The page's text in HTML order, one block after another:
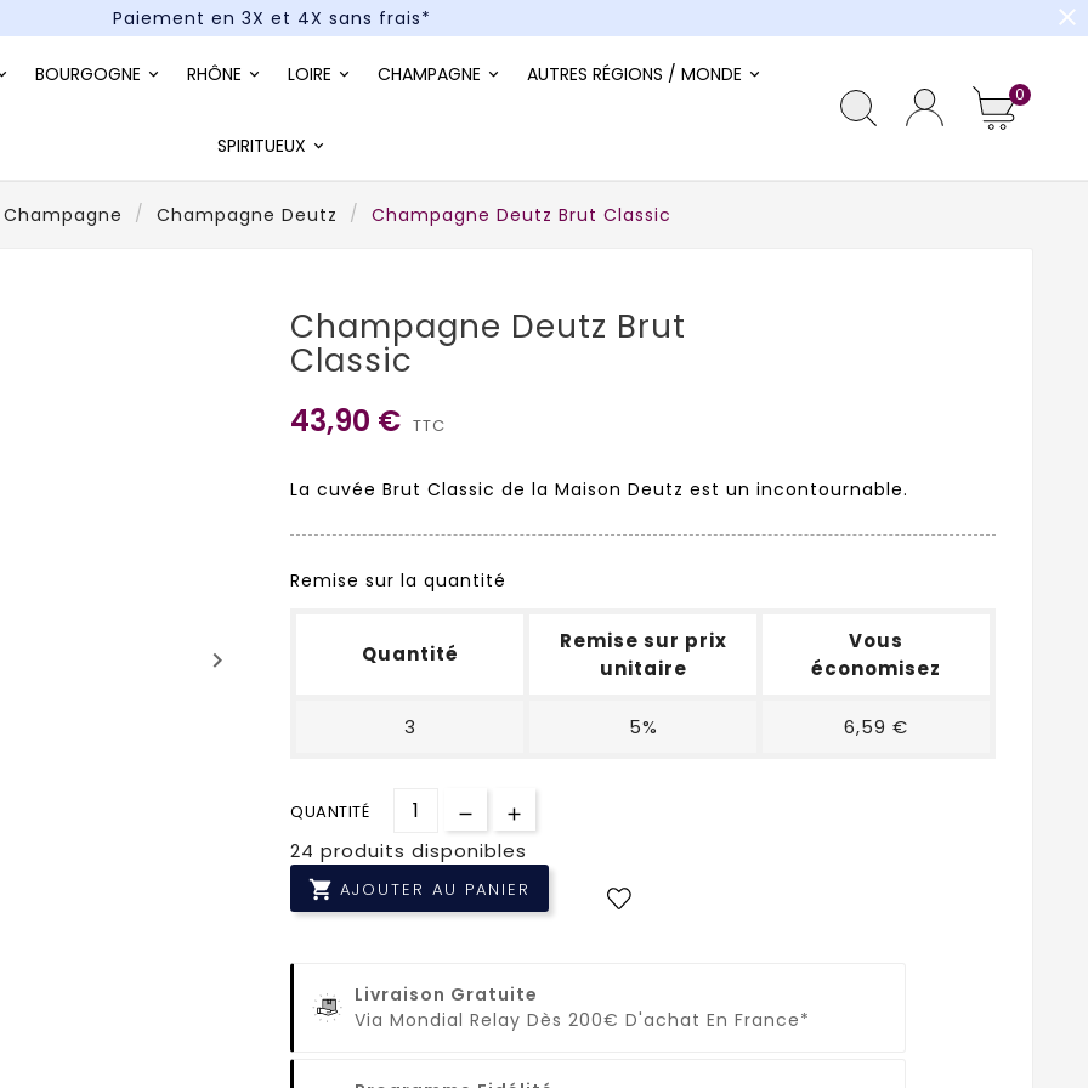
Paiement en 3X et 4X sans frais*
close
BOURGOGNE RHÔNE LOIRE CHAMPAGNE AUTRES RÉGIONS / MONDE
SPIRITUEUX
0
Champagne Champagne Deutz Champagne Deutz Brut Classic
keyboard_arrow_right
Champagne Deutz Brut
Classic
43,90 € TTC
La cuvée Brut Classic de la Maison Deutz est un incontournable.
Remise sur la quantité
Quantité
Remise sur prix
unitaire
Vous
économisez
3 5% 6,59 €
QUANTITÉ
24 produits disponibles
 AJOUTER AU PANIER
Livraison Gratuite
Via Mondial Relay Dès 200€ D'achat En France*